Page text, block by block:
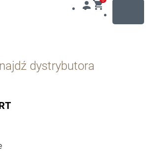
dystrybutora